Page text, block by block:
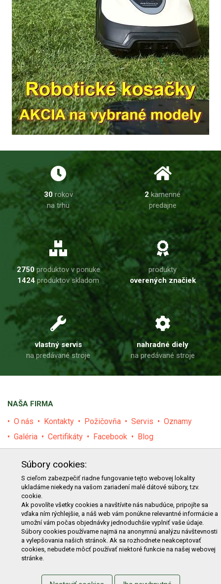
30rokov
na trhu
2 kamenné
predajne
2750produktov v ponuke
1424produktov skladom
produkty
overených značiek
vlastný servis
na predávané stroje
nahradné diely
na predávané stroje
NAŠA FIRMA
O nás Kontakty Požičovňa Servis
Oznamy
Galéria
Certifikáty Facebook Blog
E-shop Akcie Darčekové poukážky
Katalógy
Zľavy
Novinky Predávané značky
Bazár
Výzvy pre obce a firmy
NAKUPOVANIE
Obchodné podmienky
Cenník prepravy
Reklamačný poriadok
Odstúpenie od kúpy
Protokol na odstúpenie od kúpy
Súbory cookies:
S cieľom zabezpečiť riadne fungovanie tejto webovej lokality
ukladáme niekedy na vašom zariadení malé dátové súbory, tzv.
cookie.
Ak povolíte všetky cookies a navštívite nás nabudúce, pripojíte sa
vďaka ním rýchlejšie, a náš web vám ponúkne relevantné informácie a
umožní vám počas objednávky jednoduchšie vyplniť vaše údaje.
Súbory cookies používame najmä na anonymnú analýzu návštevnosti
a vylepšovania našich stránok. Ak sa rozhodnete neakceptovať
cookies, nebudete môcť používať niektoré funkcie na našej webovej
stránke.